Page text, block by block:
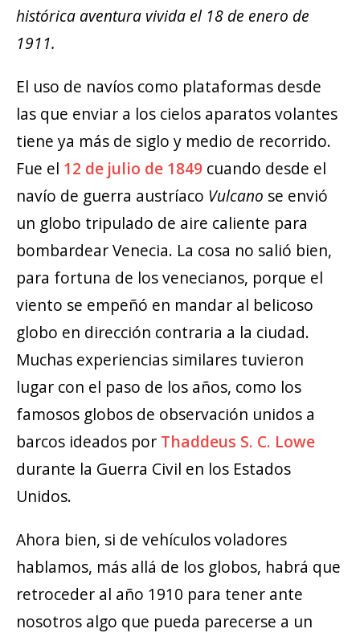
histórica aventura vivida el 18 de enero de
1911.
El uso de navíos como plataformas desde
las que enviar a los cielos aparatos volantes
tiene ya más de siglo y medio de recorrido.
Fue el 12 de julio de 1849 cuando desde el
navío de guerra austríaco Vulcano se envió
un globo tripulado de aire caliente para
bombardear Venecia. La cosa no salió bien,
para fortuna de los venecianos, porque el
viento se empeñó en mandar al belicoso
globo en dirección contraria a la ciudad.
Muchas experiencias similares tuvieron
lugar con el paso de los años, como los
famosos globos de observación unidos a
barcos ideados por Thaddeus S. C. Lowe
durante la Guerra Civil en los Estados
Unidos.
Ahora bien, si de vehículos voladores
hablamos, más allá de los globos, habrá que
retroceder al año 1910 para tener ante
nosotros algo que pueda parecerse a un